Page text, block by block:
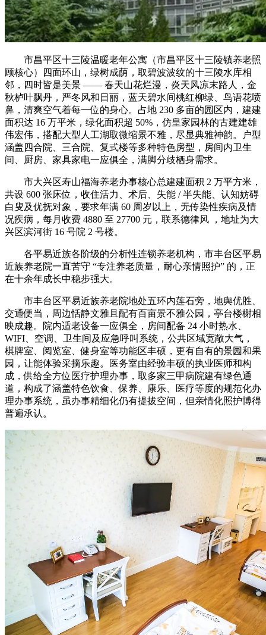
市昌平区十三陵温暖老年公寓（市昌平区十三陵镇养老照
顾核心）四面环山，绿树成荫，取碧波波纹的十三陵水库相
邻，四时皆是美景 —— 春天山花烂漫，炎天风凉末路人，金
秋栌叶飘丹，严冬风和日丽，蓝天碧水间桃红柳绿、鸟语花喷
鼻，清爽空气着每一位的身心。占地 230 多亩的园区内，建建
面积达 16 万平米，绿化面积超 50%，仿皇家园林的古建建雄
伟宏伟，搭配大型人工湖取微缩景不雅，尽显典雅神韵。户型
涵盖四合院、三合院、复式楼等多种特色房型，房间内卫生
间、厨房、家具家电一应俱全，满脚分歧栖身需求。
市大兴区寿山福海养老办事核心总建建面积 2 万平方米，
共设 600 张床位，收住活力、术后、失能 / 半失能、认知妨碍
白叟及优抚对象，要求年满 60 周岁以上，无传染性疾病及情
况疾病，每月收费 4880 至 27700 元，联系德律风 ，地址为大
兴区滨河街 16 号院 2 号楼。
各平易近族各阶级的分析性连锁养老机构，市丰台区平易
近族养老院一直苦守 “专注养老质量，耐心亲情照护” 的，正
在十余年成长中稳步强大。
市丰台区平易近族养老院地处五环内莲石旁，地舆优胜、
交通便当，周边恬静文雅且配有百亩景不雅公园，亭台楼榭相
映成趣。院内适老设备一应俱全，房间配备 24 小时热水、
WIFI、空调、卫生间及应急呼叫系统，公共区域宽敞大气，
棋牌室、阅览室、健身室等功能区丰硕，更有自有的景园和果
园，让能体验采摘乐趣。医务室由经验丰硕的执业医师和构
成，供给全方位医疗护理办事，取多家三甲病院建有绿色通
道，构成了涵盖特色饮食、保养、康乐、医疗等度的规范化办
理办事系统，虽办事精细化仍有提拔空间，但亲情化照护博得
普遍承认。